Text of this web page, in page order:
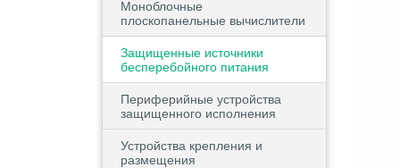
Моноблочные
плоскопанельные вычислители
Защищенные источники
бесперебойного питания
Периферийные устройства
защищенного исполнения
Устройства крепления и
размещения